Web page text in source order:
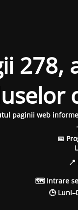
278,
paginii web
📅
🗺 Intrare
🕒